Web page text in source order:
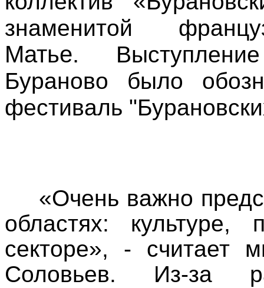
знаменитой
Матье.
Бураново было
фестиваль
«Очень важно
областях: культуре,
секторе», - считает
Соловьев. Из-за